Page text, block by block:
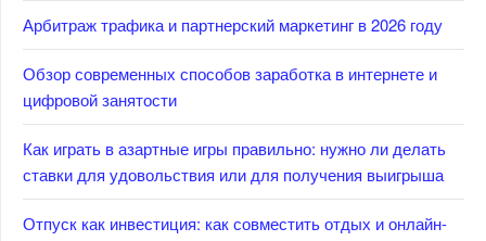
Арбитраж трафика и партнерский маркетинг в 2026 году
Обзор современных способов заработка в интернете и
цифровой занятости
Как играть в азартные игры правильно: нужно ли делать
ставки для удовольствия или для получения выигрыша
Отпуск как инвестиция: как совместить отдых и онлайн-